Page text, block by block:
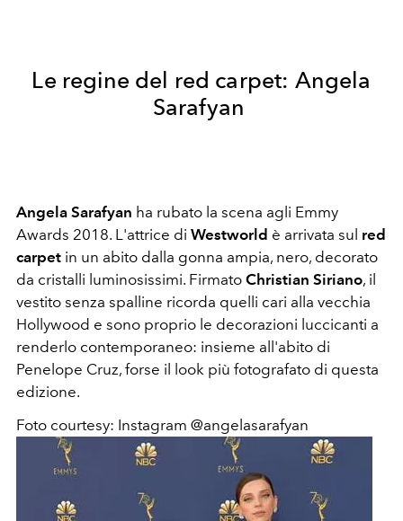
Le regine del red carpet: Angela
Sarafyan
Angela Sarafyan ha rubato la scena agli Emmy
Awards 2018. L'attrice di Westworld è arrivata sul red
carpet in un abito dalla gonna ampia, nero, decorato
da cristalli luminosissimi. Firmato Christian Siriano, il
vestito senza spalline ricorda quelli cari alla vecchia
Hollywood e sono proprio le decorazioni luccicanti a
renderlo contemporaneo: insieme all'abito di
Penelope Cruz, forse il look più fotografato di questa
edizione.
Foto courtesy: Instagram @angelasarafyan